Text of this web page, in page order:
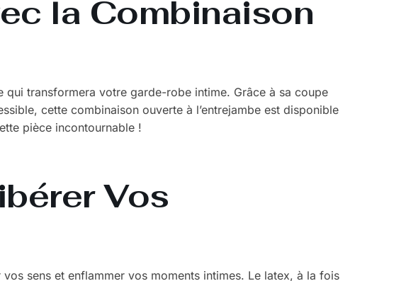
la Combinaison
qui transformera votre garde-robe intime. Grâce à sa coupe
cette combinaison ouverte à l’entrejambe est disponible
pièce incontournable !
Vos
sens et enflammer vos moments intimes. Le latex, à la fois